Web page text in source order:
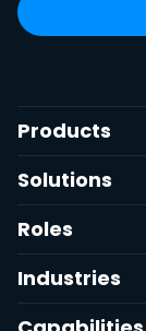
Products
Solutions
Roles
Industries